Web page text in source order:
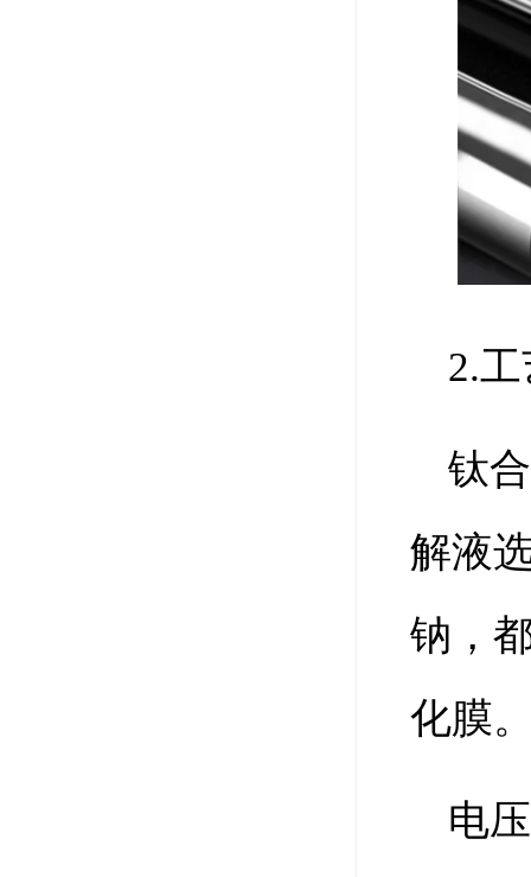
2.
钛
解液
钠，
化膜
电